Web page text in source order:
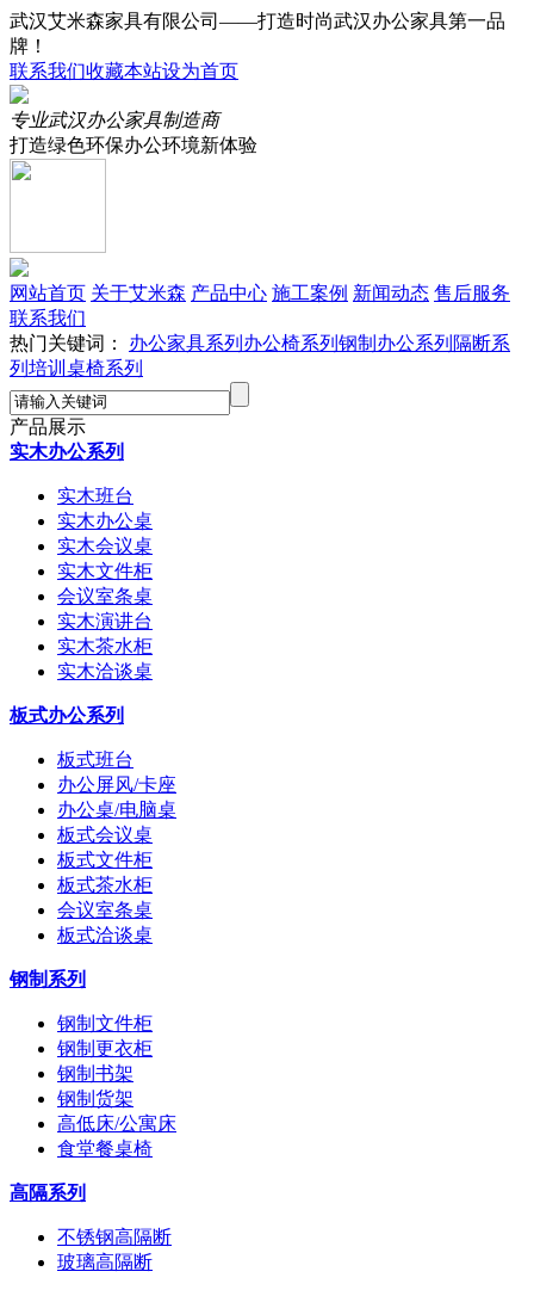
武汉艾米森家具有限公司——打造时尚武汉办公家具第一品
牌！
联系我们收藏本站设为首页
专业武汉办公家具制造商
打造绿色环保办公环境新体验
网站首页 关于艾米森 产品中心 施工案例 新闻动态 售后服务
联系我们
热门关键词： 办公家具系列 办公椅系列 钢制办公系列 隔断系
列 培训桌椅系列
产品展示
实木办公系列
实木班台
实木办公桌
实木会议桌
实木文件柜
会议室条桌
实木演讲台
实木茶水柜
实木洽谈桌
板式办公系列
板式班台
办公屏风/卡座
办公桌/电脑桌
板式会议桌
板式文件柜
板式茶水柜
会议室条桌
板式洽谈桌
钢制系列
钢制文件柜
钢制更衣柜
钢制书架
钢制货架
高低床/公寓床
食堂餐桌椅
高隔系列
不锈钢高隔断
玻璃高隔断